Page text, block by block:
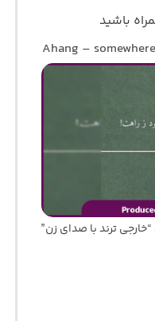
باشید
Ahang –
ترند با صدای زن”